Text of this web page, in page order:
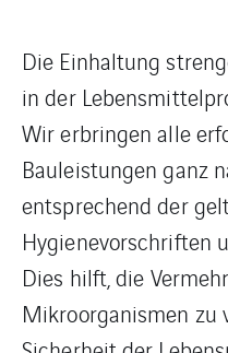
Die Einhaltung
in der
Wir erbringen alle
Bauleistungen ganz
entsprechend der
Hygienevorschriften
Dies hilft, die
Mikroorganismen zu